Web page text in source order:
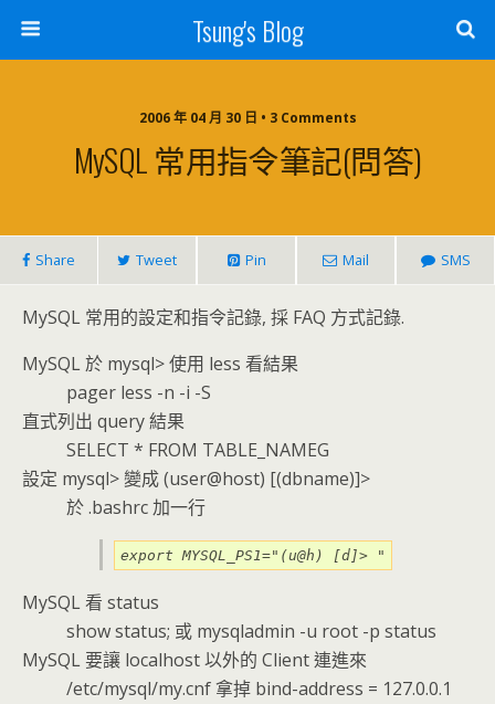
Tsung's Blog
2006 年 04 月 30 日 • 3 Comments
MySQL 常用指令筆記(問答)
Share Tweet Pin Mail SMS
MySQL 常用的設定和指令記錄, 採 FAQ 方式記錄.
MySQL 於 mysql> 使用 less 看結果
pager less -n -i -S
直式列出 query 結果
SELECT * FROM TABLE_NAMEG
設定 mysql> 變成 (user@host) [(dbname)]>
於 .bashrc 加一行
export MYSQL_PS1="(u@h) [d]> "
MySQL 看 status
show status; 或 mysqladmin -u root -p status
MySQL 要讓 localhost 以外的 Client 連進來
/etc/mysql/my.cnf 拿掉 bind-address = 127.0.0.1